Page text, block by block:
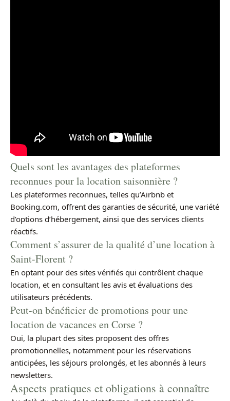
Quels sont les avantages des plateformes
reconnues pour la location saisonnière ?
Les plateformes reconnues, telles qu’Airbnb et
Booking.com, offrent des garanties de sécurité, une variété
d’options d’hébergement, ainsi que des services clients
réactifs.
Comment s’assurer de la qualité d’une location à
Saint-Florent ?
En optant pour des sites vérifiés qui contrôlent chaque
location, et en consultant les avis et évaluations des
utilisateurs précédents.
Peut-on bénéficier de promotions pour une
location de vacances en Corse ?
Oui, la plupart des sites proposent des offres
promotionnelles, notamment pour les réservations
anticipées, les séjours prolongés, et les abonnés à leurs
newsletters.
Aspects pratiques et obligations à connaître